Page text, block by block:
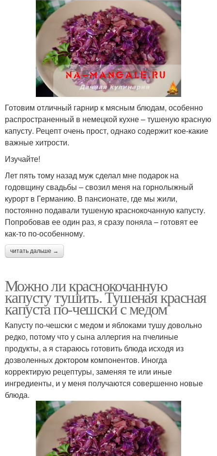
Готовим отличный гарнир к мясным блюдам, особенно
распространенный в немецкой кухне – тушеную красную
капусту. Рецепт очень прост, однако содержит кое-какие
важные хитрости.
Изучайте!
Лет пять тому назад муж сделал мне подарок на
годовщину свадьбы – свозил меня на горнолыжный
курорт в Германию. В пансионате, где мы жили,
постоянно подавали тушеную краснокочанную капусту.
Попробовав ее один раз, я сразу поняла – готовят ее
как-то по-особенному.
читать дальше →
Можно ли краснокочанную
капусту тушить. Тушеная красная
капуста по-чешски с медом
Капусту по-чешски с медом и яблоками тушу довольно
редко, потому что у сына аллергия на пчелиные
продукты, а я стараюсь готовить блюда исходя из
дозволенных доктором компонентов. Иногда
корректирую рецептуры, заменяя те или иные
ингредиенты, и у меня получаются совершенно новые
блюда.